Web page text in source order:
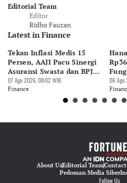
Editorial Team
Editor
Ridho Fauzan
Latest in Finance
Tekan Inflasi Medis 15
Persen, AAJI Pacu Sinergi
Asuransi Swasta dan BPJS
Kesehatan
07 Agu 2026, 08:02 WIB
Finance
06 Agu
About UsEditorial TeamContact
Pedoman Media Siber
Follow Us